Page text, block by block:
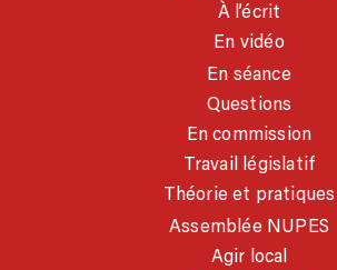
À l’écrit
En vidéo
En séance
Questions
En commission
Travail législatif
Théorie et pratiques
Assemblée NUPES
Agir local